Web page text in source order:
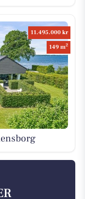
11.495.000 kr
149 m2